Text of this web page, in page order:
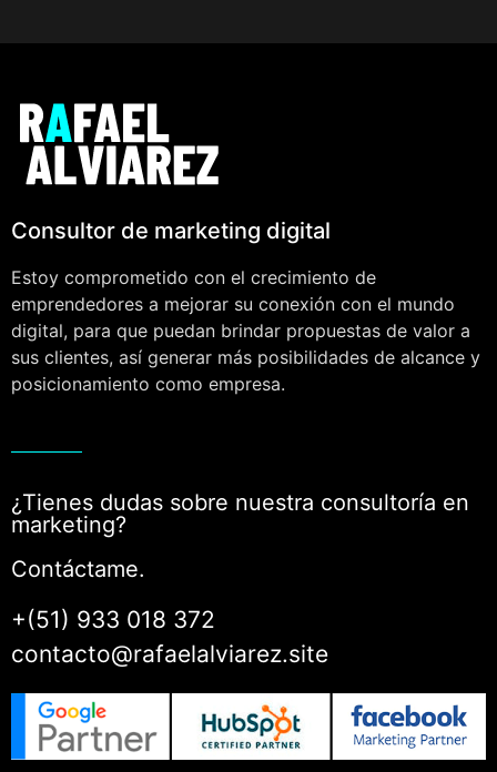
Consultor de marketing digital
Estoy comprometido con el crecimiento de
emprendedores a mejorar su conexión con el mundo
digital, para que puedan brindar propuestas de valor a
sus clientes, así generar más posibilidades de alcance y
posicionamiento como empresa.
¿Tienes dudas sobre nuestra consultoría en
marketing?
Contáctame.
+(51) 933 018 372
contacto@rafaelalviarez.site